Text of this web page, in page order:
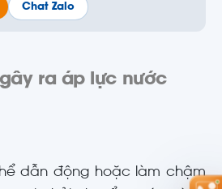
Chat Zalo
ra áp lực nước
dẫn động hoặc làm chậm